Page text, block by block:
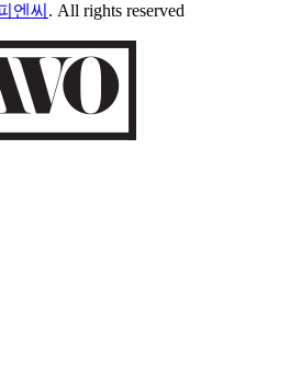
엔씨 . All rights reserved